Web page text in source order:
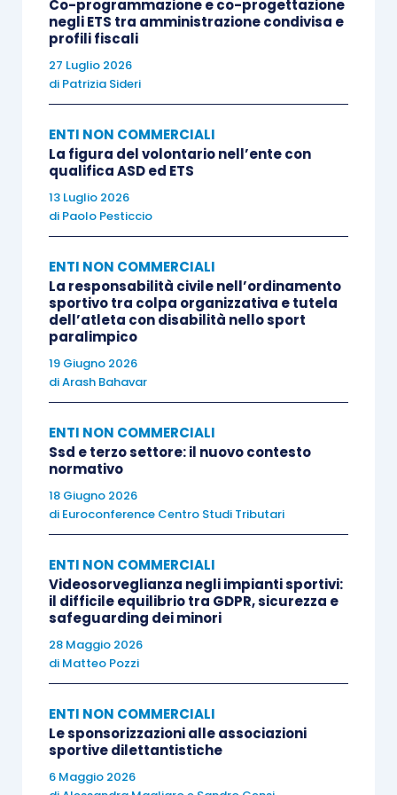
Coni.
Ma la novità che desta maggiori preoccupazioni
prevede cheil sodalizio sportivo debba
svolgere attività sportiva “in via stabile e
principale” e che le rimanenti attività possano
essere svolte solo se “
istituzionali secondo criteri e limiti definiti con
decreto …”( se il metro dell’emanazione di questo
decreto sarà il medesimo di quello della riforma
anni dalla sua entrata in vigore sta ancora
attendendo il decreto sulle attività diverse, le
preoccupazioni sono tante).
posti di ristoro, centri benessere, affitto spazi,
merchandising, pubblicità nella loro
sommatoria dovranno essere comunque
inferiori ai proventi diretti per attività sportive
Se fosse così, gli effetti sarebbero forti per il
mondo dello sport
norma della riforma presumibilmente entrerà in
vigore (e la facile profezia che le stesse saranno
abbondantemente riviste rispetto al testo appena
Co-programmazione e co-progettazione
negli ETS tra amministrazione condivisa e
profili fiscali
27 Luglio 2026
di Patrizia Sideri
ENTI NON COMMERCIALI
La figura del volontario nell’ente con
qualifica ASD ed ETS
13 Luglio 2026
di Paolo Pesticcio
ENTI NON COMMERCIALI
La responsabilità civile nell’ordinamento
sportivo tra colpa organizzativa e tutela
dell’atleta con disabilità nello sport
paralimpico
19 Giugno 2026
diArash Bahavar
ENTI NON COMMERCIALI
Ssd e terzo settore: il nuovo contesto
normativo
18 Giugno 2026
di Euroconference Centro Studi Tributari
ENTI NON COMMERCIALI
Videosorveglianza negli impianti sportivi:
il difficile equilibrio tra GDPR, sicurezza e
safeguarding dei minori
28 Maggio 2026
di Matteo Pozzi
ENTI NON COMMERCIALI
Le sponsorizzazioni alle associazioni
sportive dilettantistiche
6 Maggio 2026